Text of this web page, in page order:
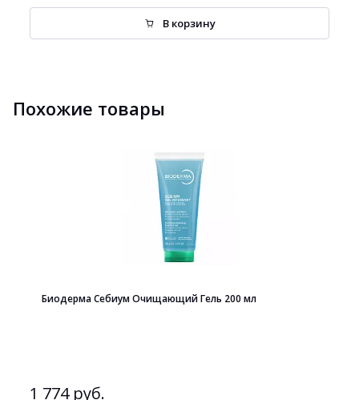
В корзину
Похожие товары
Биодерма Себиум Очищающий Гель 200 мл
1 774 руб.